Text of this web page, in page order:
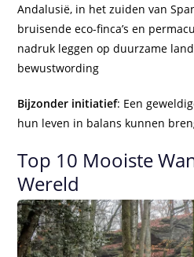
Andalusië, in het zuiden van
bruisende eco-finca’s en
nadruk leggen op duurzame
bewustwording
Bijzonder initiatief: Een
hun leven in balans kunnen
Top 10 Mooiste
Wereld